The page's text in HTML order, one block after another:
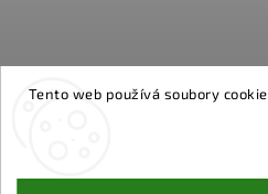
Tento web používá soubory